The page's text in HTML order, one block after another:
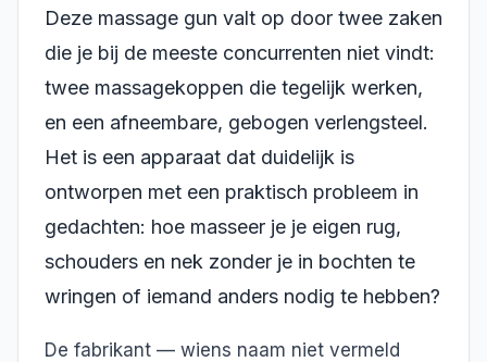
Deze massage gun valt op door twee zaken
die je bij de meeste concurrenten niet vindt:
twee massagekoppen die tegelijk werken,
en een afneembare, gebogen verlengsteel.
Het is een apparaat dat duidelijk is
ontworpen met een praktisch probleem in
gedachten: hoe masseer je je eigen rug,
schouders en nek zonder je in bochten te
wringen of iemand anders nodig te hebben?
De fabrikant — wiens naam niet vermeld